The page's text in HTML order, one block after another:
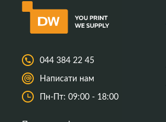
044 384 22 45
Написати нам
Пн-Пт: 09:00 - 18:00